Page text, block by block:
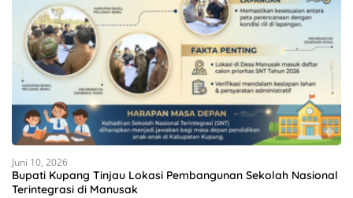
Juni 10, 2026
Bupati Kupang Tinjau Lokasi Pembangunan Sekolah Nasional
Terintegrasi di Manusak